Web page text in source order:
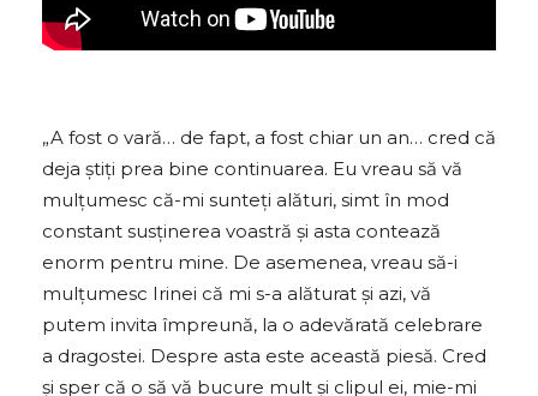
„A fost o vară… de fapt, a fost chiar un an… cred că
deja știți prea bine continuarea. Eu vreau să vă
mulțumesc că-mi sunteți alături, simt în mod
constant susținerea voastră și asta contează
enorm pentru mine. De asemenea, vreau să-i
mulțumesc Irinei că mi s-a alăturat și azi, vă
putem invita împreună, la o adevărată celebrare
a dragostei. Despre asta este această piesă. Cred
și sper că o să vă bucure mult și clipul ei, mie-mi